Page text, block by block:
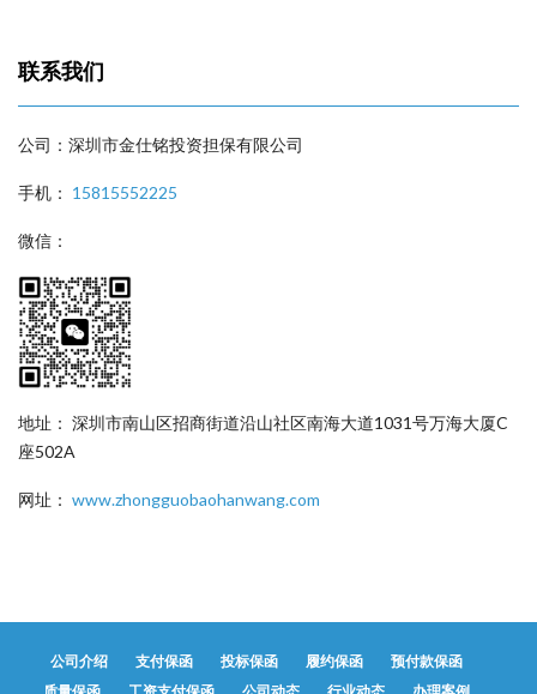
联系我们
公司：深圳市金仕铭投资担保有限公司
手机： 15815552225
微信：
地址： 深圳市南山区招商街道沿山社区南海大道1031号万海大厦C
座502A
网址： www.zhongguobaohanwang.com
公司介绍 支付保函 投标保函 履约保函
预付款保函